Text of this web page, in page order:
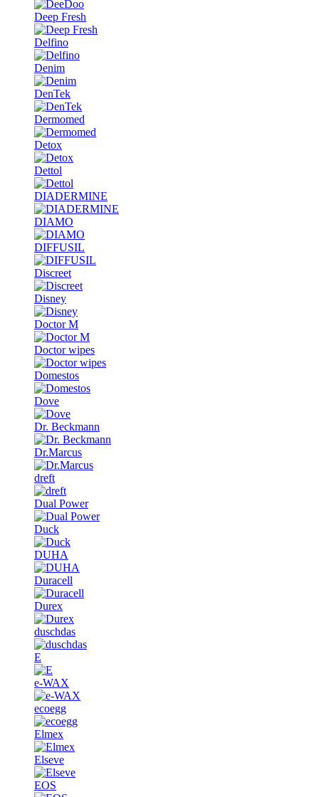
Deep Fresh
Delfino
Denim
DenTek
Dermomed
Detox
Dettol
DIADERMINE
DIAMO
DIFFUSIL
Discreet
Disney
Doctor M
Doctor wipes
Domestos
Dove
Dr. Beckmann
Dr.Marcus
dreft
Dual Power
Duck
DUHA
Duracell
Durex
duschdas
E
e-WAX
ecoegg
Elmex
Elseve
EOS